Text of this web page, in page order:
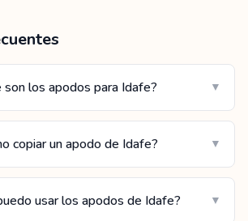
son los apodos para Idafe? ▼
copiar un apodo de Idafe? ▼
usar los apodos de Idafe? ▼